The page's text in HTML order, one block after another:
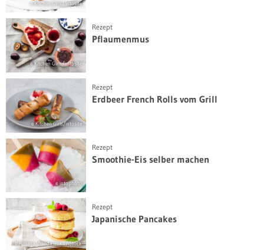
© Kitchen Girls/ intosite
© Kitchen Girls/ intosite
Rezept
Pflaumenmus
© Kitchen Girls/intosite
Rezept
Erdbeer French Rolls vom Grill
© intophoto
Rezept
Smoothie-Eis selber machen
© Rimma_Bondarenko/iStock
Rezept
Japanische Pancakes